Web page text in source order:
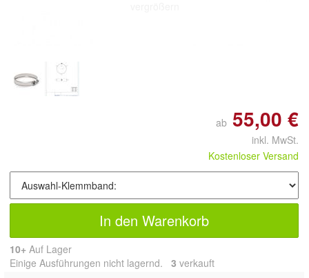
ab 55,00 €
inkl. MwSt.
Kostenloser Versand
In den Warenkorb
10+ Auf Lager
Einige Ausführungen nicht lagernd. 3 verkauft